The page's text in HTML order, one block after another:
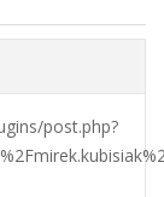
post.php?